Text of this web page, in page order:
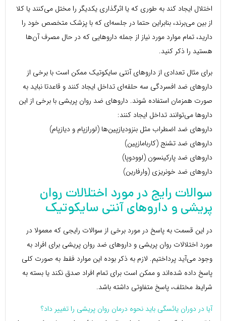
اختلال ایجاد کند به طوری که یا اثرگذاری یکدیگر را مختل می‌کنند یا کلا
از بین می‌برند، بنابراین حتما در جلسه‌ای که با پزشک متخصص خود را
دارید، تمام موارد مورد نیاز از جمله داروهایی که در حال مصرف آن‌ها
هستید را ذکر کنید.
برای مثال تعدادی از داروهای آنتی سایکوتیک ممکن است با برخی از
داروهای ضد افسردگی سه حلقه‌ای تداخل ایجاد کنند و قاعدتا نباید به
صورت همزمان استفاده شوند. داروهای ضد روان پریشی با برخی از این
داروها می‌توانند تداخل ایجاد کنند:
داروهای ضد اضطراب مثل بنزودیازپین‌ها (لورازپام و دیازپام)
داروهای ضد تشنج (کاربامازپین)
داروهای ضد پارکینسون (لوودوپا)
داروهای ضد خونریزی (وارفارین)
سوالات رایج در مورد اختلالات روان
پریشی و داروهای آنتی سایکوتیک
در این قسمت به پاسخ در مورد برخی از سوالات رایجی که معمولا در
مورد اختلالات روان پریشی و داروهای ضد روان پریشی برای افراد به
وجود می‌آید پرداختیم. لازم به ذکر بوده این موارد فقط به صورت کلی
پاسخ داده شده‌اند و ممکن است برای تمام افراد صدق نکند یا بسته به
شرایط مختلف، پاسخ متفاوتی داشته باشد.
آیا در دوران یائسگی باید نحوه درمان روان پریشی را تغییر داد؟